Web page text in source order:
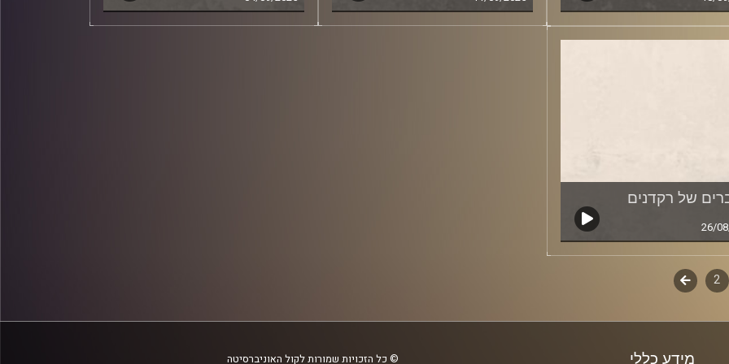
של רקדנים
26/
2
לשלב
מידע כללי © כל הזכויות שמורות לקול האוניברסיטה